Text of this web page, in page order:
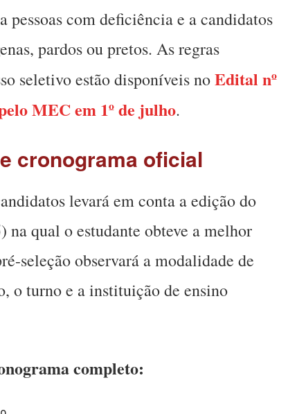
pessoas com deficiência e a candidatos
pardos ou pretos. As regras
seletivo estão disponíveis noEdital nº
MEC em 1º de julho.
cronograma oficial
levará em conta a edição do
na qual o estudante obteve a melhor
seleção observará a modalidade de
o turno e a instituição de ensino
completo: